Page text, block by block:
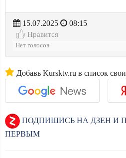
15.07.2025
08:15
Нравится
Нет голосов
Добавь Kursktv.ru в список
ПОДПИШИСЬ НА ДЗЕН И
ПЕРВЫМ